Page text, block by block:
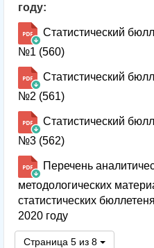
году:
Статистический
№1 (560)
Статистический
№2 (561)
Статистический
№3 (562)
Перечень
методологических
статистических
2020 году
Страница 5 из 8